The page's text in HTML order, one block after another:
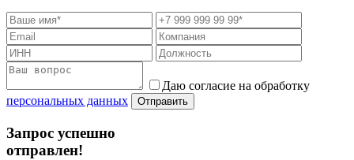
Даю согласие на обработку
персональных данных
Отправить
Запрос успешно
отправлен!